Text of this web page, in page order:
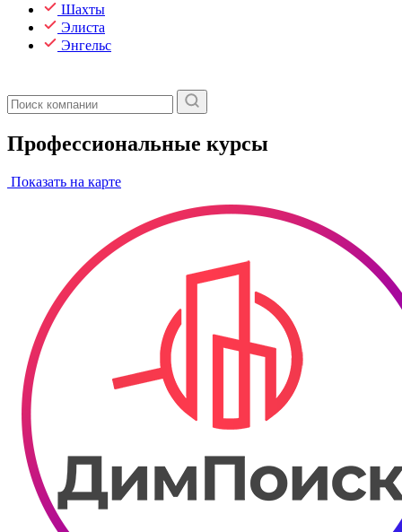
Шахты
Элиста
Энгельс
Профессиональные курсы
Показать на карте